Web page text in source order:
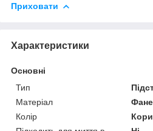
Приховати
Характеристики
Основні
Тип
Матеріал
Колір